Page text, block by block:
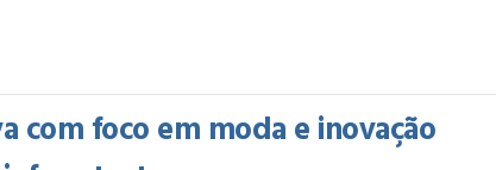
com foco em moda e inovação